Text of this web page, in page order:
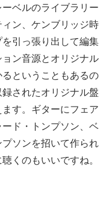
ベルのライブラリー
ン、ケンブリッジ時
引っ張り出して編集
ン音源とオリジナル
ということもあるの
されたオリジナル盤
す。ギターにフェア
ド・トンプソン、ベ
ソンを招いて作られ
くのもいいですね。